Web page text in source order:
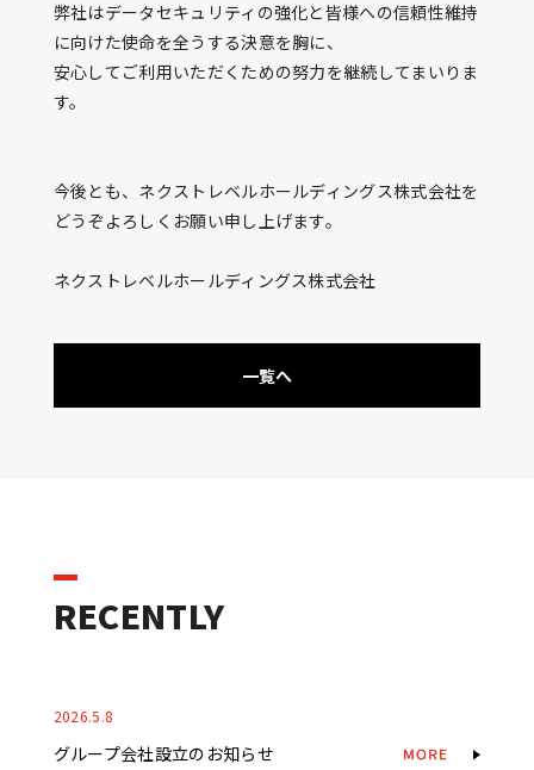
弊社はデータセキュリティの強化と皆様への信頼性維持
に向けた使命を全うする決意を胸に、
安心してご利用いただくための努力を継続してまいりま
す。
今後とも、ネクストレベルホールディングス株式会社を
どうぞよろしくお願い申し上げます。
ネクストレベルホールディングス株式会社
一覧へ
RECENTLY
2026.5.8
グループ会社設立のお知らせ